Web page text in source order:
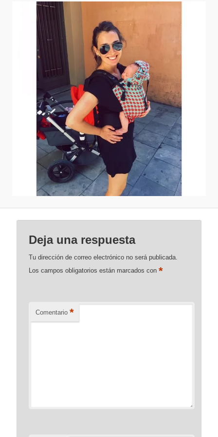
Deja una respuesta
Tu dirección de correo electrónico no será publicada.
Los campos obligatorios están marcados con*
Comentario *